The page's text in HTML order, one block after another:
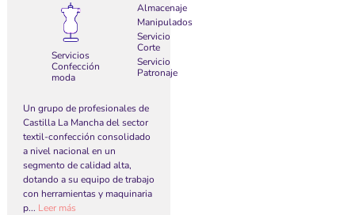
Servicios
Confección
moda
Almacenaje
Manipulados
Servicio
Corte
Servicio
Patronaje
Un grupo de profesionales de
Castilla La Mancha del sector
textil-confección consolidado
a nivel nacional en un
segmento de calidad alta,
dotando a su equipo de trabajo
con herramientas y maquinaria
p... Leer más